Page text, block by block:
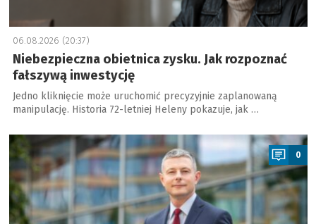
06.08.2026 (20:37)
Niebezpieczna obietnica zysku. Jak rozpoznać
fałszywą inwestycję
Jedno kliknięcie może uruchomić precyzyjnie zaplanowaną
manipulację. Historia 72-letniej Heleny pokazuje, jak …
a
0